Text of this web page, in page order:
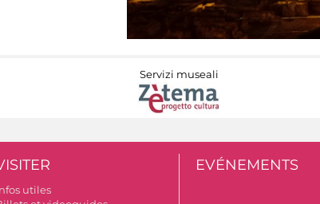
Servizi museali
utiles
EVÉNEMENTS